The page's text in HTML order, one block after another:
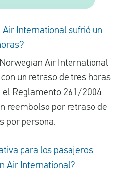
Air International sufrió un
Air International
un retraso de tres horas
el Reglamento 261/2004
reembolso por retraso de
por persona.
para los pasajeros
Air International?